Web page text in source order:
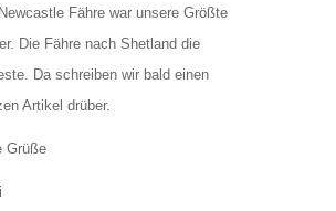
Fähre war unsere Größte
Die Fähre nach Shetland die
Da schreiben wir bald einen
Artikel drüber.
Grüße